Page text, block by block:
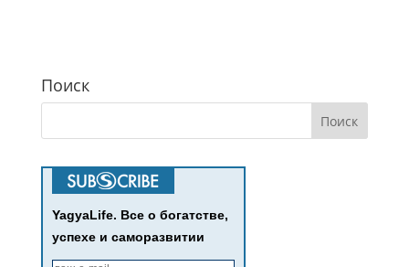
Поиск
YagyaLife. Все о богатстве,
успехе и саморазвитии